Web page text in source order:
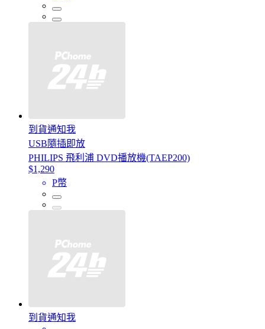
到貨通知我
USB隨插即放
PHILIPS 飛利浦 DVD播放機(TAEP200)
$1,290
P幣
到貨通知我